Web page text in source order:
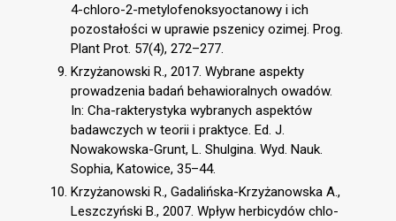
4-chloro-2-metylofenoksyoctanowy i ich
pozostałości w uprawie pszenicy ozimej. Prog.
Plant Prot. 57(4), 272–277.
Krzyżanowski R., 2017. Wybrane aspekty
prowadzenia badań behawioralnych owadów.
In: Cha-rakterystyka wybranych aspektów
badawczych w teorii i praktyce. Ed. J.
Nowakowska-Grunt, L. Shulgina. Wyd. Nauk.
Sophia, Katowice, 35–44.
Krzyżanowski R., Gadalińska-Krzyżanowska A.,
Leszczyński B., 2007. Wpływ herbicydów chlo-